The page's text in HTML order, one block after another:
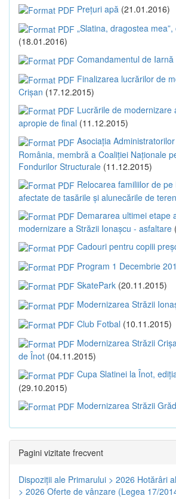
Prețuri apă (21.01.2016)
„Slatina, dragostea
(18.01.2016)
Comandamentul de Iarnă
Finalizarea lucrărilor de
Crișan (17.12.2015)
Lucrările de modernizare
apropie de final (11.12.2015)
Asociația
România, membră a Coaliției Naționale
Fondurilor Structurale (11.12.2015)
Relocarea familiilor de pe
afectate de tasările și alunecările de teren
Demararea ultimei etape
modernizare a Străzii Ionașcu - asfaltare
Cadouri pentru copiii
Program 1 Decembrie
SkatePark (20.11.2015)
Modernizarea Străzii
Club Fotbal (10.11.2015)
Modernizarea Străzii
de Înot (04.11.2015)
Cupa Slatinei la Înot,
(29.10.2015)
Modernizarea Străzii
Pagini vizitate frecvent
Dispoziţii ale Primarului > 2026 Hotărâri
> 2026 Oferte de vânzare (Legea 17/